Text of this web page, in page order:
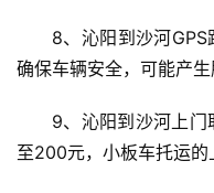
8、沁阳到沙河GPS
确保车辆安全，可能产生
9、沁阳到沙河上
至200元，小板车托运的